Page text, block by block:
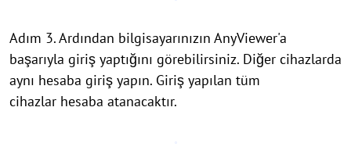
Adım 3. Ardından bilgisayarınızın AnyViewer'a
başarıyla giriş yaptığını görebilirsiniz. Diğer cihazlarda
aynı hesaba giriş yapın. Giriş yapılan tüm
cihazlar hesaba atanacaktır.